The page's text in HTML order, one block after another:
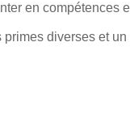
en compétences
diverses et